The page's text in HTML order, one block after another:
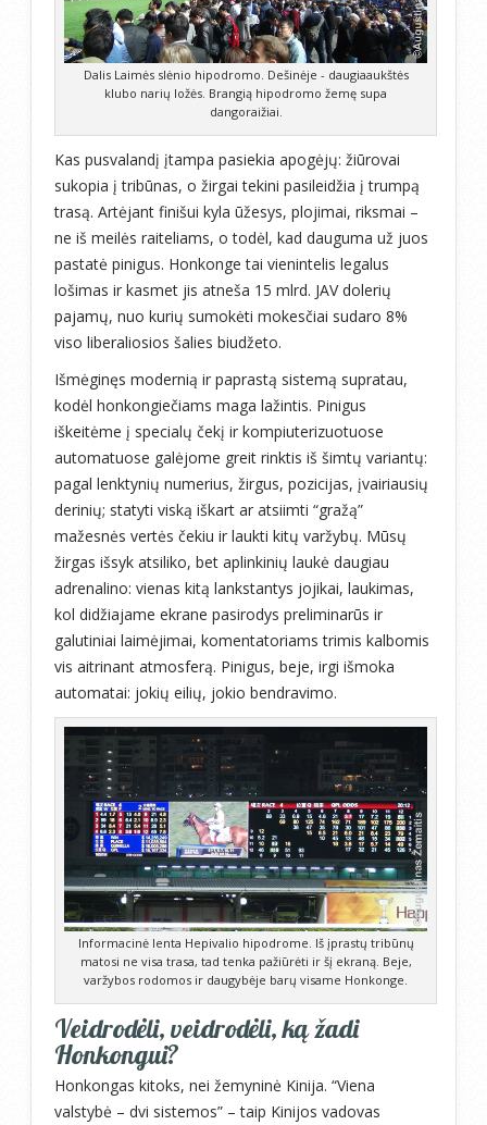
Dalis Laimės slėnio hipodromo. Dešinėje - daugiaaukštės
klubo narių ložės. Brangią hipodromo žemę supa
dangoraižiai.
Kas pusvalandį įtampa pasiekia apogėjų: žiūrovai
sukopia į tribūnas, o žirgai tekini pasileidžia į trumpą
trasą. Artėjant finišui kyla ūžesys, plojimai, riksmai –
ne iš meilės raiteliams, o todėl, kad dauguma už juos
pastatė pinigus. Honkonge tai vienintelis legalus
lošimas ir kasmet jis atneša 15 mlrd. JAV dolerių
pajamų, nuo kurių sumokėti mokesčiai sudaro 8%
viso liberaliosios šalies biudžeto.
Išmėginęs modernią ir paprastą sistemą supratau,
kodėl honkongiečiams maga lažintis. Pinigus
iškeitėme į specialų čekį ir kompiuterizuotuose
automatuose galėjome greit rinktis iš šimtų variantų:
pagal lenktynių numerius, žirgus, pozicijas, įvairiausių
derinių; statyti viską iškart ar atsiimti “gražą”
mažesnės vertės čekiu ir laukti kitų varžybų. Mūsų
žirgas išsyk atsiliko, bet aplinkinių laukė daugiau
adrenalino: vienas kitą lankstantys jojikai, laukimas,
kol didžiajame ekrane pasirodys preliminarūs ir
galutiniai laimėjimai, komentatoriams trimis kalbomis
vis aitrinant atmosferą. Pinigus, beje, irgi išmoka
automatai: jokių eilių, jokio bendravimo.
Informacinė lenta Hepivalio hipodrome. Iš įprastų tribūnų
matosi ne visa trasa, tad tenka pažiūrėti ir šį ekraną. Beje,
varžybos rodomos ir daugybėje barų visame Honkonge.
Veidrodėli, veidrodėli, ką žadi
Honkongui?
Honkongas kitoks, nei žemyninė Kinija. “Viena
valstybė – dvi sistemos” – taip Kinijos vadovas